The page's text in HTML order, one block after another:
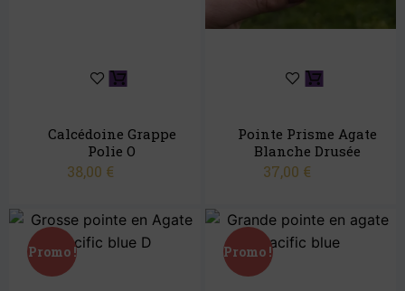
Calcédoine Grappe
Polie O
38,00 €
Pointe Prisme Agate
Blanche Drusée
37,00 €
Promo ! Promo !